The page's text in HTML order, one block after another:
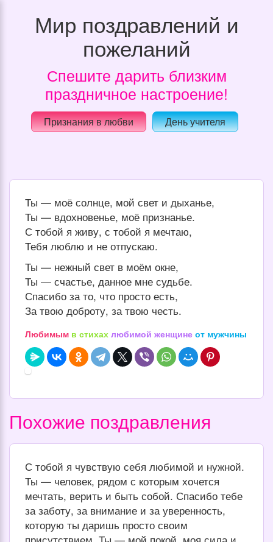
Мир поздравлений и
пожеланий
Спешите дарить близким
праздничное настроение!
Признания в любви День учителя
Ты — моё солнце, мой свет и дыханье,
Ты — вдохновенье, моё признанье.
С тобой я живу, с тобой я мечтаю,
Тебя люблю и не отпускаю.
Ты — нежный свет в моём окне,
Ты — счастье, данное мне судьбе.
Спасибо за то, что просто есть,
За твою доброту, за твою честь.
Любимым в стихах любимой женщине от мужчины
Похожие поздравления
С тобой я чувствую себя любимой и нужной.
Ты — человек, рядом с которым хочется
мечтать, верить и быть собой. Спасибо тебе
за заботу, за внимание и за уверенность,
которую ты даришь просто своим